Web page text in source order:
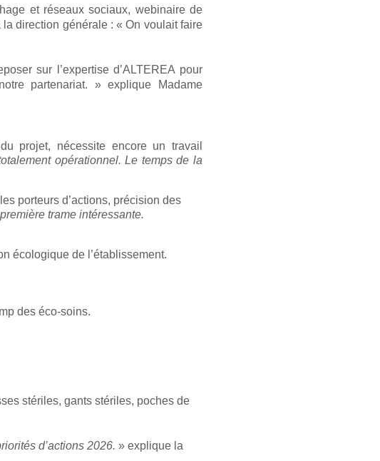
et réseaux sociaux, webinaire de
direction générale : « On voulait faire
sur l’expertise d’ALTEREA pour
partenariat. » explique Madame
projet, nécessite encore un travail
opérationnel. Le temps de la
porteurs d’actions, précision des
trame intéressante.
écologique de l’établissement.
des éco-soins.
stériles, gants stériles, poches de
d’actions 2026. » explique la